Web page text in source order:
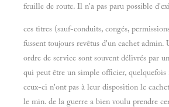
feuille de route. Il n'a pas paru possible
ces titres (sauf-conduits, congés,
fussent toujours revêtus d'un cachet admin.
ordre de service sont souvent délivrés par
qui peut être un simple officier,
ceux-ci n'ont pas à leur disposition le
le min. de la guerre a bien voulu prendre